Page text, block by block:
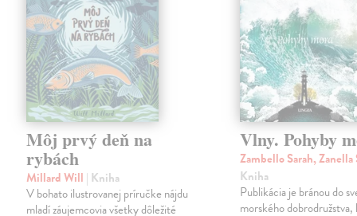
Môj prvý deň na
rybách
Millard Will | Kniha
V bohato ilustrovanej príručke nájdu
mladí záujemcovia všetky dôležité
Vlny. Pohyby
Zambello Sarah,
Kniha
Publikácia je bránou do
morského